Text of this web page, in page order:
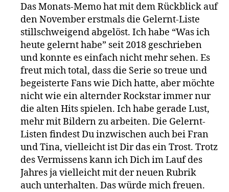
Das Monats-Memo hat mit dem Rückblick auf
den November erstmals die Gelernt-Liste
stillschweigend abgelöst. Ich habe “Was ich
heute gelernt habe” seit 2018 geschrieben
und konnte es einfach nicht mehr sehen. Es
freut mich total, dass die Serie so treue und
begeisterte Fans wie Dich hatte, aber möchte
nicht wie ein alternder Rockstar immer nur
die alten Hits spielen. Ich habe gerade Lust,
mehr mit Bildern zu arbeiten. Die Gelernt-
Listen findest Du inzwischen auch bei Fran
und Tina, vielleicht ist Dir das ein Trost. Trotz
des Vermissens kann ich Dich im Lauf des
Jahres ja vielleicht mit der neuen Rubrik
auch unterhalten. Das würde mich freuen.